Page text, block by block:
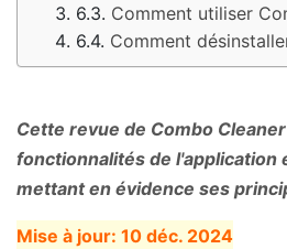
Comment utiliser
Comment
Cette revue de Combo
fonctionnalités de l'application
mettant en évidence ses
Mise à jour: 10 déc. 2024